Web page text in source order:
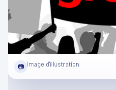
📷 Image d'illustration.